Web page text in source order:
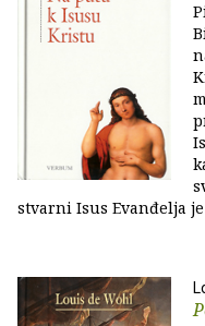
stvarni Isus Evanđelja